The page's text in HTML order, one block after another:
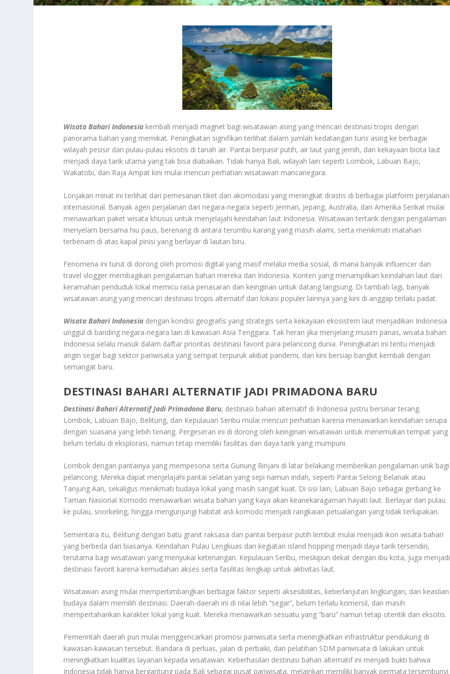
Wisata Bahari Indonesia kembali menjadi magnet bagi wisatawan asing yang mencari destinasi tropis dengan
panorama bahari yang memikat. Peningkatan signifikan terlihat dalam jumlah kedatangan turis asing ke berbagai
wilayah pesisir dan pulau-pulau eksotis di tanah air. Pantai berpasir putih, air laut yang jernih, dan kekayaan biota laut
menjadi daya tarik utama yang tak bisa diabaikan. Tidak hanya Bali, wilayah lain seperti Lombok, Labuan Bajo,
Wakatobi, dan Raja Ampat kini mulai mencuri perhatian wisatawan mancanegara.
Lonjakan minat ini terlihat dari pemesanan tiket dan akomodasi yang meningkat drastis di berbagai platform perjalanan
internasional. Banyak agen perjalanan dari negara-negara seperti Jerman, Jepang, Australia, dan Amerika Serikat mulai
menawarkan paket wisata khusus untuk menjelajahi keindahan laut Indonesia. Wisatawan tertarik dengan pengalaman
menyelam bersama hiu paus, berenang di antara terumbu karang yang masih alami, serta menikmati matahari
terbenam di atas kapal pinisi yang berlayar di lautan biru.
Fenomena ini turut di dorong oleh promosi digital yang masif melalui media sosial, di mana banyak influencer dan
travel vlogger membagikan pengalaman bahari mereka dari Indonesia. Konten yang menampilkan keindahan laut dan
keramahan penduduk lokal memicu rasa penasaran dan keinginan untuk datang langsung. Di tambah lagi, banyak
wisatawan asing yang mencari destinasi tropis alternatif dari lokasi populer lainnya yang kini di anggap terlalu padat.
Wisata Bahari Indonesia dengan kondisi geografis yang strategis serta kekayaan ekosistem laut menjadikan Indonesia
unggul di banding negara-negara lain di kawasan Asia Tenggara. Tak heran jika menjelang musim panas, wisata bahari
Indonesia selalu masuk dalam daftar prioritas destinasi favorit para pelancong dunia. Peningkatan ini tentu menjadi
angin segar bagi sektor pariwisata yang sempat terpuruk akibat pandemi, dan kini bersiap bangkit kembali dengan
semangat baru.
DESTINASI BAHARI ALTERNATIF JADI PRIMADONA BARU
Destinasi Bahari Alternatif Jadi Primadona Baru, destinasi bahari alternatif di Indonesia justru bersinar terang.
Lombok, Labuan Bajo, Belitung, dan Kepulauan Seribu mulai mencuri perhatian karena menawarkan keindahan serupa
dengan suasana yang lebih tenang. Pergeseran ini di dorong oleh keinginan wisatawan untuk menemukan tempat yang
belum terlalu di eksplorasi, namun tetap memiliki fasilitas dan daya tarik yang mumpuni.
Lombok dengan pantainya yang mempesona serta Gunung Rinjani di latar belakang memberikan pengalaman unik bagi
pelancong. Mereka dapat menjelajahi pantai selatan yang sepi namun indah, seperti Pantai Selong Belanak atau
Tanjung Aan, sekaligus menikmati budaya lokal yang masih sangat kuat. Di sisi lain, Labuan Bajo sebagai gerbang ke
Taman Nasional Komodo menawarkan wisata bahari yang kaya akan keanekaragaman hayati laut. Berlayar dari pulau
ke pulau, snorkeling, hingga mengunjungi habitat asli komodo menjadi rangkaian petualangan yang tidak terlupakan.
Sementara itu, Belitung dengan batu granit raksasa dan pantai berpasir putih lembut mulai menjadi ikon wisata bahari
yang berbeda dari biasanya. Keindahan Pulau Lengkuas dan kegiatan island hopping menjadi daya tarik tersendiri,
terutama bagi wisatawan yang menyukai ketenangan. Kepulauan Seribu, meskipun dekat dengan ibu kota, juga menjadi
destinasi favorit karena kemudahan akses serta fasilitas lengkap untuk aktivitas laut.
Wisatawan asing mulai mempertimbangkan berbagai faktor seperti aksesibilitas, keberlanjutan lingkungan, dan keaslian
budaya dalam memilih destinasi. Daerah-daerah ini di nilai lebih “segar”, belum terlalu komersil, dan masih
mempertahankan karakter lokal yang kuat. Mereka menawarkan sesuatu yang “baru” namun tetap otentik dan eksotis.
Pemerintah daerah pun mulai menggencarkan promosi pariwisata serta meningkatkan infrastruktur pendukung di
kawasan-kawasan tersebut. Bandara di perluas, jalan di perbaiki, dan pelatihan SDM pariwisata di lakukan untuk
meningkatkan kualitas layanan kepada wisatawan. Keberhasilan destinasi bahari alternatif ini menjadi bukti bahwa
Indonesia tidak hanya bergantung pada Bali sebagai pusat pariwisata, melainkan memiliki banyak permata tersembunyi